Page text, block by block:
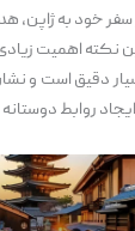
خود به ژاپن،
نکته اهمیت زیادی
دقیق است و
روابط